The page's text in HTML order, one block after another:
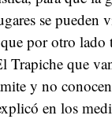
se pueden
por otro
Trapiche que
y no
en los